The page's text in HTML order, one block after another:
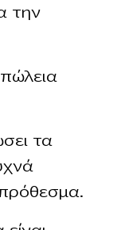
την
τα